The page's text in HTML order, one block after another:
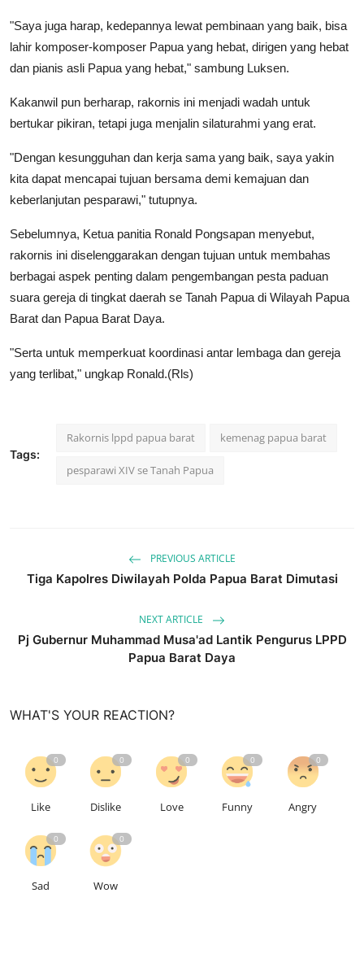
"Saya juga harap, kedepannya lewat pembinaan yang baik, bisa
lahir komposer-komposer Papua yang hebat, dirigen yang hebat
dan pianis asli Papua yang hebat," sambung Luksen.
Kakanwil pun berharap, rakornis ini menjadi wadah untuk
bertukar pikiran, tetapi juga menjalin silaturahmi yang erat.
"Dengan kesungguhan dan kerja sama yang baik, saya yakin
kita dapat mencapai tujuan bersama demi kemajuan dan
keberlanjutan pesparawi," tutupnya.
Sebelumnya, Ketua panitia Ronald Pongsapan menyebut,
rakornis ini diselenggarakan dengan tujuan untuk membahas
berbagai aspek penting dalam pengembangan pesta paduan
suara gereja di tingkat daerah se Tanah Papua di Wilayah Papua
Barat dan Papua Barat Daya.
"Serta untuk memperkuat koordinasi antar lembaga dan gereja
yang terlibat," ungkap Ronald.(Rls)
Tags:
Rakornis lppd papua barat kemenag papua barat
pesparawi XIV se Tanah Papua
PREVIOUS ARTICLE
Tiga Kapolres Diwilayah Polda Papua Barat Dimutasi
NEXT ARTICLE
Pj Gubernur Muhammad Musa'ad Lantik Pengurus LPPD
Papua Barat Daya
WHAT'S YOUR REACTION?
0
Like
0
Dislike
0
Love
0
Funny
0
Angry
0
Sad
0
Wow